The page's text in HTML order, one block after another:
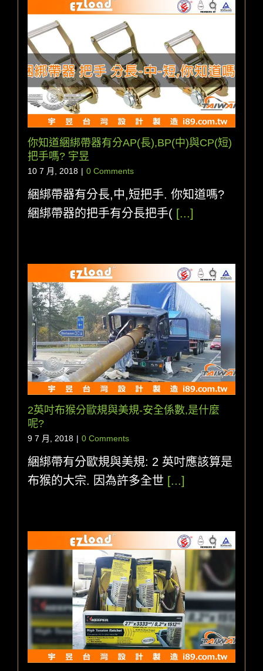
你知道綑綁帶器有分AP(長),BP(中)與CP(短)
把手嗎? 宇昱
10 7 月, 2018 | 0 Comments
綑綁帶器有分長,中,短把手. 你知道嗎?
綑綁帶器的把手有分長把手( [...]
2英吋布猴分歐規與美規-安全係數,是什麼
呢?
9 7 月, 2018 | 0 Comments
綑綁帶有分歐規與美規: 2 英吋應該算是
布猴的大宗. 因為許多全世 [...]